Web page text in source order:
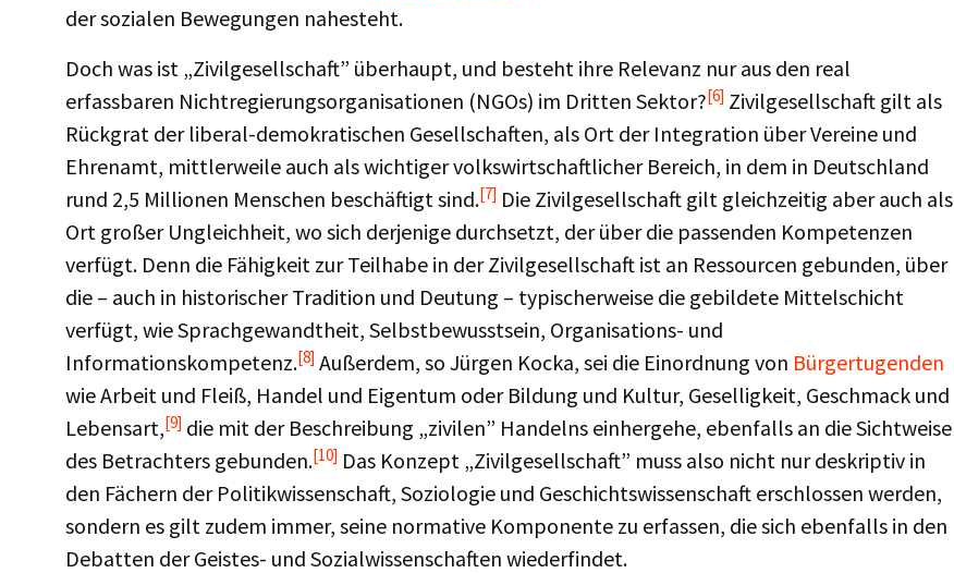
der sozialen Bewegungen nahesteht.
Doch was ist „Zivilgesellschaft” überhaupt, und besteht ihre Relevanz nur aus den real
erfassbaren Nichtregierungsorganisationen (NGOs) im Dritten Sektor?[6] Zivilgesellschaft gilt als
Rückgrat der liberal-demokratischen Gesellschaften, als Ort der Integration über Vereine und
Ehrenamt, mittlerweile auch als wichtiger volkswirtschaftlicher Bereich, in dem in Deutschland
rund 2,5 Millionen Menschen beschäftigt sind.[7] Die Zivilgesellschaft gilt gleichzeitig aber auch als
Ort großer Ungleichheit, wo sich derjenige durchsetzt, der über die passenden Kompetenzen
verfügt. Denn die Fähigkeit zur Teilhabe in der Zivilgesellschaft ist an Ressourcen gebunden, über
die – auch in historischer Tradition und Deutung – typischerweise die gebildete Mittelschicht
verfügt, wie Sprachgewandtheit, Selbstbewusstsein, Organisations- und
Informationskompetenz.[8] Außerdem, so Jürgen Kocka, sei die Einordnung von Bürgertugenden
wie Arbeit und Fleiß, Handel und Eigentum oder Bildung und Kultur, Geselligkeit, Geschmack und
Lebensart,[9] die mit der Beschreibung „zivilen” Handelns einhergehe, ebenfalls an die Sichtweise
des Betrachters gebunden.[10] Das Konzept „Zivilgesellschaft” muss also nicht nur deskriptiv in
den Fächern der Politikwissenschaft, Soziologie und Geschichtswissenschaft erschlossen werden,
sondern es gilt zudem immer, seine normative Komponente zu erfassen, die sich ebenfalls in den
Debatten der Geistes- und Sozialwissenschaften wiederfindet.